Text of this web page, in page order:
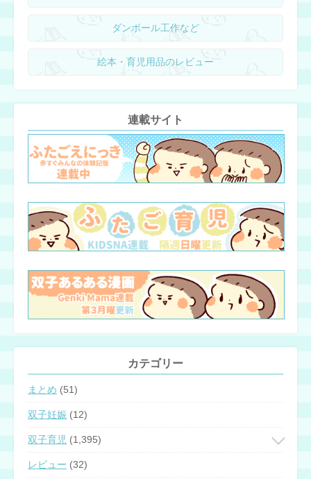
ダンボール工作など
絵本・育児用品のレビュー
連載サイト
カテゴリー
まとめ (51)
双子妊娠 (12)
双子育児 (1,395)
レビュー (32)